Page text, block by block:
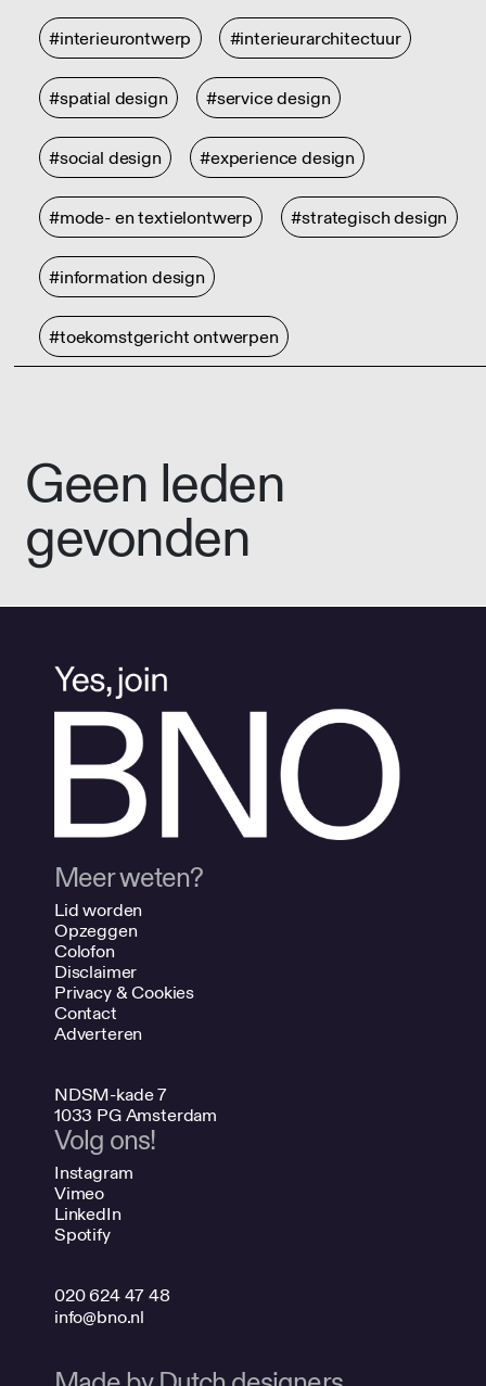
#interieurontwerp #interieurarchitectuur
#spatial design #service design
#social design #experience design
#mode- en textielontwerp #strategisch design
#information design
#toekomstgericht ontwerpen
Geen leden
gevonden
Meer weten?
Lid worden
Opzeggen
Colofon
Disclaimer
Privacy & Cookies
Contact
Adverteren
NDSM-kade 7
1033 PG Amsterdam
Volg ons!
Instagram
Vimeo
LinkedIn
Spotify
020 624 47 48
info@bno.nl